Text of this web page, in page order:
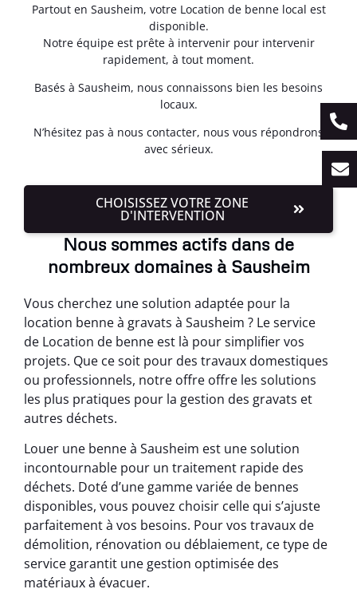
Partout en Sausheim, votre Location de benne local est
disponible.
Notre équipe est prête à intervenir pour intervenir
rapidement, à tout moment.
Basés à Sausheim, nous connaissons bien les besoins
locaux.
N’hésitez pas à nous contacter, nous vous répondrons
avec sérieux.
CHOISISSEZ VOTRE ZONE
D'INTERVENTION
Nous sommes actifs dans de
nombreux domaines à Sausheim
Vous cherchez une solution adaptée pour la
location benne à gravats à Sausheim ? Le service
de Location de benne est là pour simplifier vos
projets. Que ce soit pour des travaux domestiques
ou professionnels, notre offre offre les solutions
les plus pratiques pour la gestion des gravats et
autres déchets.
Louer une benne à Sausheim est une solution
incontournable pour un traitement rapide des
déchets. Doté d’une gamme variée de bennes
disponibles, vous pouvez choisir celle qui s’ajuste
parfaitement à vos besoins. Pour vos travaux de
démolition, rénovation ou déblaiement, ce type de
service garantit une gestion optimisée des
matériaux à évacuer.